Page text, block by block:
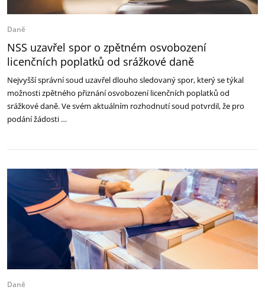
Daně
NSS uzavřel spor o zpětném osvobození
licenčních poplatků od srážkové daně
Nejvyšší správní soud uzavřel dlouho sledovaný spor, který se týkal
možnosti zpětného přiznání osvobození licenčních poplatků od
srážkové daně. Ve svém aktuálním rozhodnutí soud potvrdil, že pro
podání žádosti …
Daně